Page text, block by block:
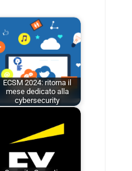
ECSM 2024: ritorna il
mese dedicato alla
cybersecurity